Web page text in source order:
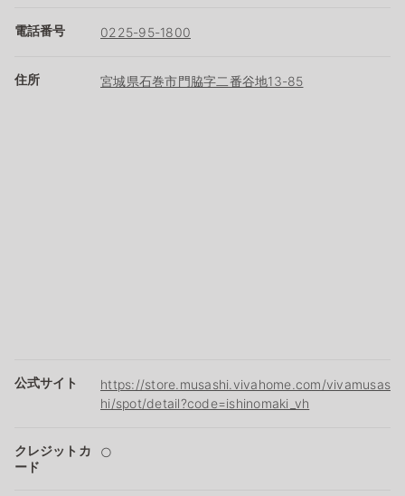
電話番号 0225-95-1800
住所 宮城県石巻市門脇字二番谷地13-85
公式サイト
https://store.musashi.vivahome.com/vivamusas
hi/spot/detail?code=ishinomaki_vh
クレジットカ
ード
○